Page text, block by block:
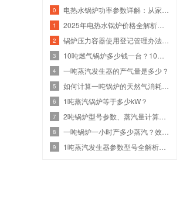
0
1
2
3
4 一吨蒸汽发生器的产气量是多少？
5
6 1吨蒸汽锅炉等于多少kW？
7
8
9